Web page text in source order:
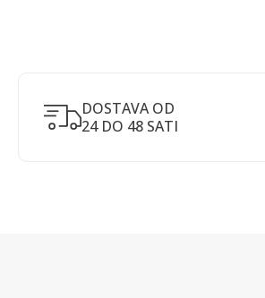
DOSTAVA OD
24 DO 48 SATI